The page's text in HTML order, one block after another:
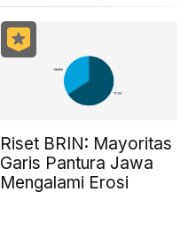
Riset BRIN: Mayoritas
Garis Pantura Jawa
Mengalami Erosi